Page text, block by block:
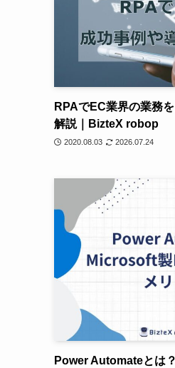
RPAでEC業界の業務
解説｜BizteX robop
2020.08.03 2026.07.24
Power Automateとは